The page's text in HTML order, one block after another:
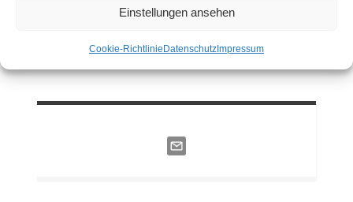
Einstellungen ansehen
Cookie-RichtlinieDatenschutzImpressum
ANSPRECHPARTNER